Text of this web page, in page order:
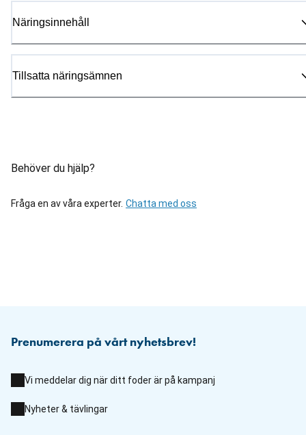
Näringsinnehåll
Tillsatta näringsämnen
Behöver du hjälp?
Fråga en av våra experter. Chatta med oss
Prenumerera på vårt nyhetsbrev!
Vi meddelar dig när ditt foder är på kampanj
Nyheter & tävlingar